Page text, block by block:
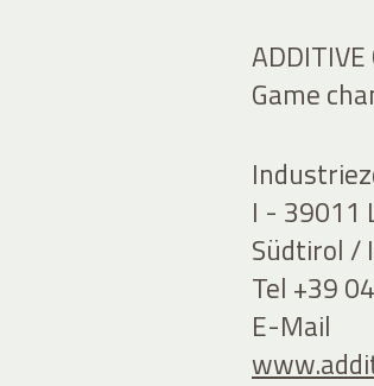
Game
I - 39011
Südtirol /
Tel +39
E-Mail